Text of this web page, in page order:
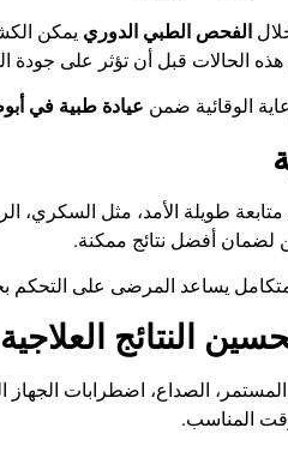
الفحص الطبي الدوري يمكن
الحالات قبل أن تؤثر على جودة
الوقائية ضمن عيادة طبية في
طويلة الأمد، مثل السكري،
لضمان أفضل نتائج ممكنة.
يساعد المرضى على التحكم
النتائج العلاجية
الصداع، اضطرابات
المناسب.